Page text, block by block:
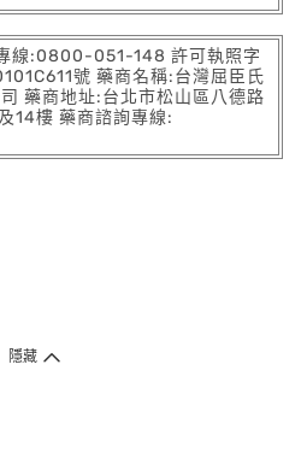
線:0800-051-148 許可執照字
號 藥商名稱:台灣屈臣氏
藥商地址:台北市松山區八德路
14樓 藥商諮詢專線:
隱藏